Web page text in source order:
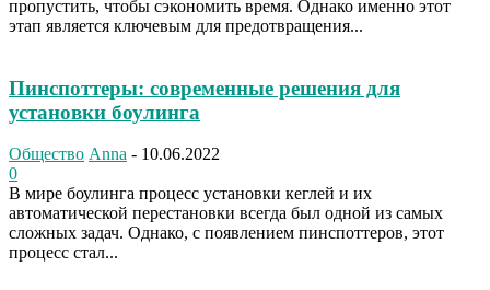
пропустить, чтобы сэкономить время. Однако именно этот
этап является ключевым для предотвращения...
Пинспоттеры: современные решения для
установки боулинга
Общество Anna - 10.06.2022
0
В мире боулинга процесс установки кеглей и их
автоматической перестановки всегда был одной из самых
сложных задач. Однако, с появлением пинспоттеров, этот
процесс стал...